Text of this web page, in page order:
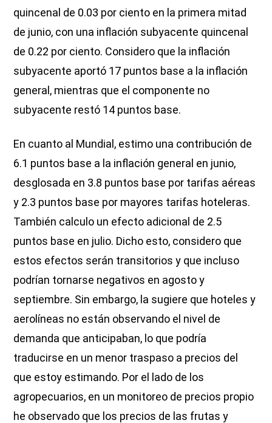
quincenal de 0.03 por ciento en la primera mitad
de junio, con una inflación subyacente quincenal
de 0.22 por ciento. Considero que la inflación
subyacente aportó 17 puntos base a la inflación
general, mientras que el componente no
subyacente restó 14 puntos base.
En cuanto al Mundial, estimo una contribución de
6.1 puntos base a la inflación general en junio,
desglosada en 3.8 puntos base por tarifas aéreas
y 2.3 puntos base por mayores tarifas hoteleras.
También calculo un efecto adicional de 2.5
puntos base en julio. Dicho esto, considero que
estos efectos serán transitorios y que incluso
podrían tornarse negativos en agosto y
septiembre. Sin embargo, la sugiere que hoteles y
aerolíneas no están observando el nivel de
demanda que anticipaban, lo que podría
traducirse en un menor traspaso a precios del
que estoy estimando. Por el lado de los
agropecuarios, en un monitoreo de precios propio
he observado que los precios de las frutas y